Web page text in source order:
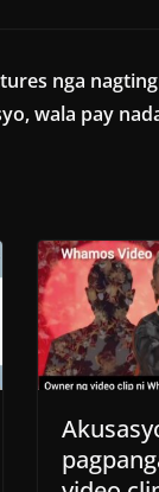
nga
wala pay